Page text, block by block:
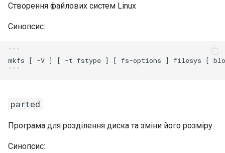
Створення файлових систем Linux
Синопсис:
```
mkfs [ -V ] [ -t fstype ] [ fs-options ] filesys [
parted
Програма для розділення диска та зміни його розміру.
Синопсис: